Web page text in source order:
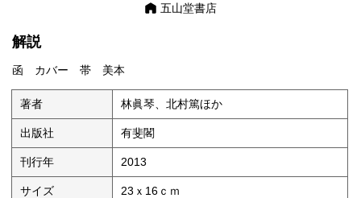
五山堂書店
解説
函 カバー 帯 美本
著者 林眞琴、北村篤ほか
出版社 有斐閣
刊行年 2013
サイズ 23ｘ16ｃｍ